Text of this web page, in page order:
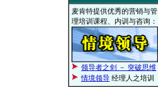
麦肯特提供优秀的营销与管
理培训课程、内训与咨询：
领导者之剑 － 突破思维
情境领导 经理人之培训